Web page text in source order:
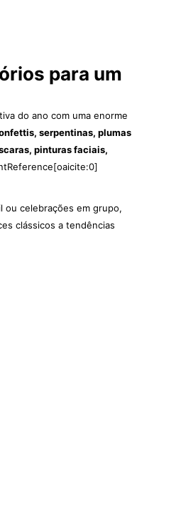
para um
do ano com uma enorme
serpentinas, plumas
pinturas faciais,
ou celebrações em grupo,
clássicos a tendências